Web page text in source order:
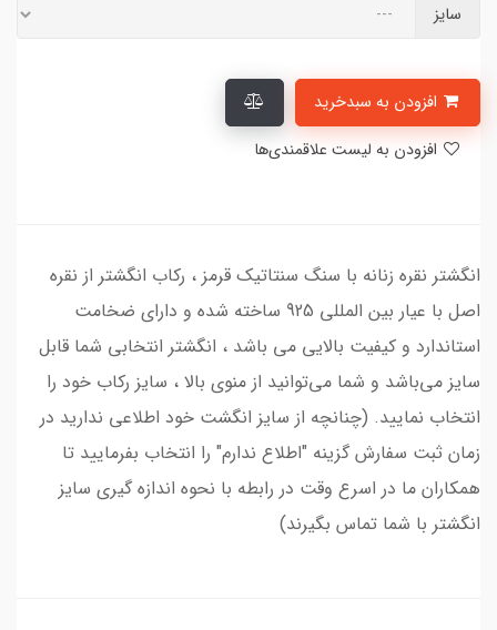
سایز
انگشتر نقره زنانه با سنگ سنتاتیک قرمز ، رکاب انگشتر از نقره
اصل با عیار بین المللی 925 ساخته شده و دارای ضخامت
استاندارد و کیفیت بالایی می‌ باشد ، انگشتر انتخابی شما قابل
سایز می‌باشد و شما می‌توانید از منوی بالا ، سایز رکاب خود را
انتخاب نمایید. (چنانچه از سایز انگشت خود اطلاعی ندارید در
زمان ثبت سفارش گزینه "اطلاع ندارم" را انتخاب بفرمایید تا
همکاران ما در اسرع وقت در رابطه با نحوه اندازه گیری سایز
انگشتر با شما تماس بگیرند)